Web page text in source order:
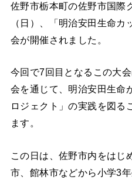
佐野市栃本町の佐野市国際
（日）、「明治安田生命
会が開催されました。
今回で7回目となるこの大
会を通じて、明治安田生命
ロジェクト」の実践を図る
ます。
この日は、佐野市内をはじ
市、館林市などから小学3